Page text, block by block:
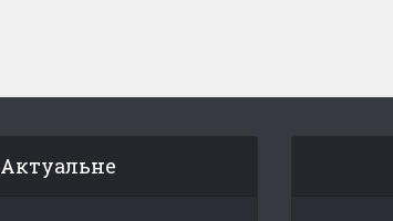
Актуальне